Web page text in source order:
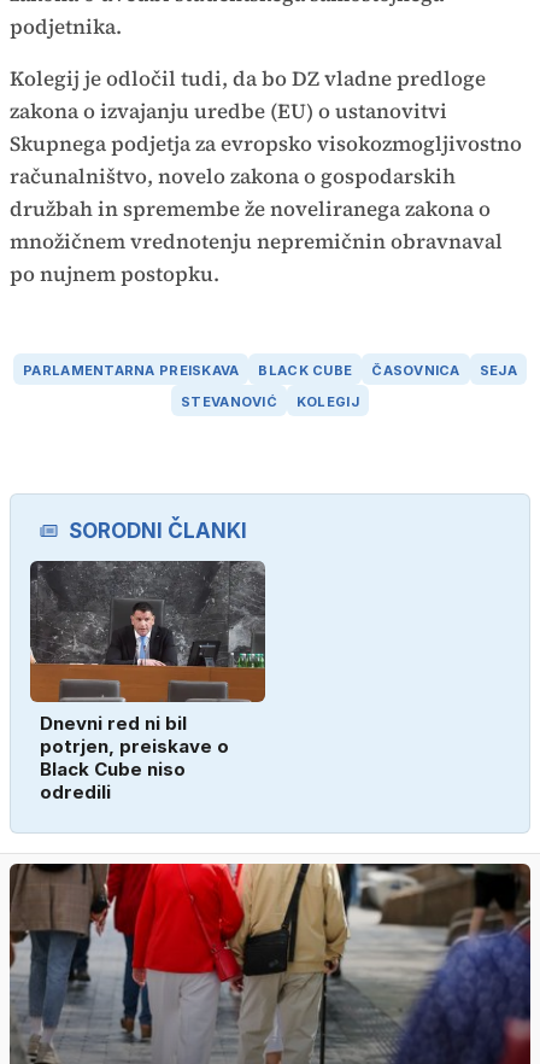
podjetnika.
Kolegij je odločil tudi, da bo DZ vladne predloge
zakona o izvajanju uredbe (EU) o ustanovitvi
Skupnega podjetja za evropsko visokozmogljivostno
računalništvo, novelo zakona o gospodarskih
družbah in spremembe že noveliranega zakona o
množičnem vrednotenju nepremičnin obravnaval
po nujnem postopku.
PARLAMENTARNA PREISKAVA BLACK CUBE ČASOVNICA
SEJA
STEVANOVIĆ
KOLEGIJ
SORODNI ČLANKI
Dnevni red ni bil
potrjen, preiskave o
Black Cube niso
odredili